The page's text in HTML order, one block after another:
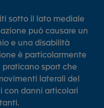
sotto il lato mediale
può causare un
e una disabilità
è particolarmente
sport che
laterali del
con danni articolari